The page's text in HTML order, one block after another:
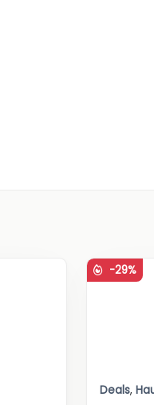
-29%
Deals,